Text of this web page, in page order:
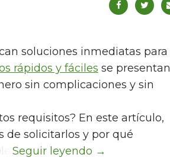
soluciones inmediatas para
rápidos y fáciles se presentan
sin complicaciones y sin
requisitos? En este artículo,
de solicitarlos y por qué